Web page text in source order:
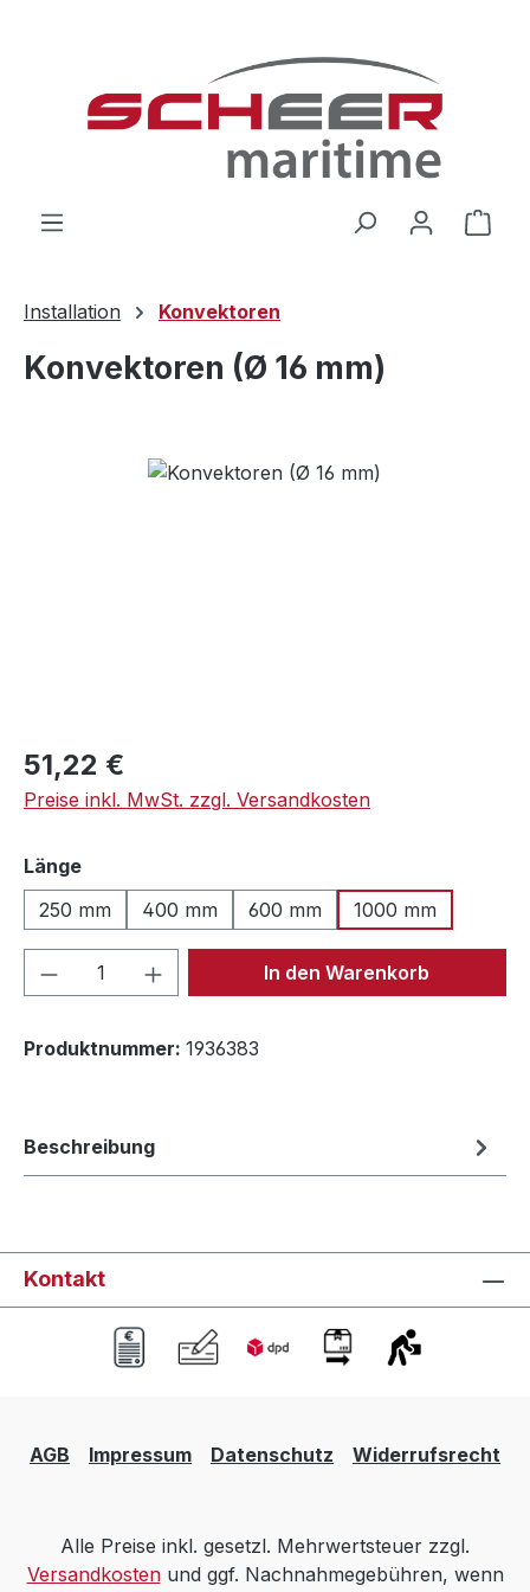
Installation Konvektoren
Konvektoren (Ø 16 mm)
Bildergalerie überspringen
Regulärer Preis:
51,22 €
Preise inkl. MwSt. zzgl. Versandkosten
Längeauswählen
250 mm
400 mm 600 mm 1000 mm
Produkt Anzahl: Gib denIn den Warenkorb
Produktnummer: 1936383
Beschreibung
Kontakt
AGB Impressum Datenschutz Widerrufsrecht
Alle Preise inkl. gesetzl. Mehrwertsteuer zzgl.
Versandkostenund ggf. Nachnahmegebühren, wenn